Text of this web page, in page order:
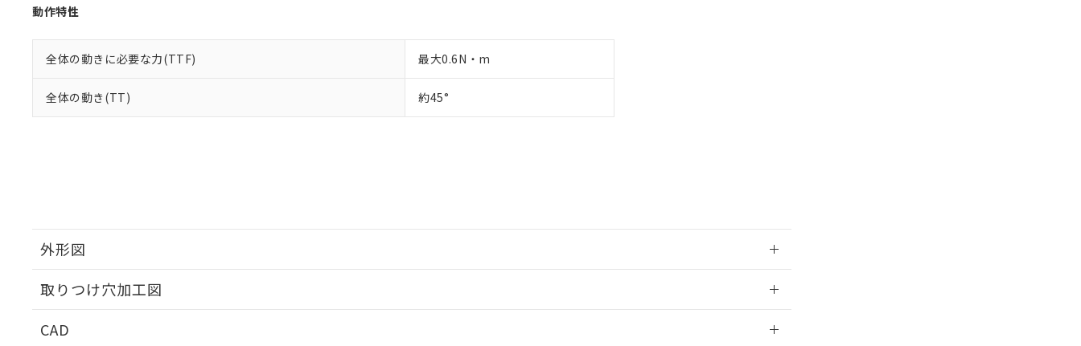
動作特性
全体の動きに必要な力(TTF) 最大0.6N・m
全体の動き(TT) 約45°
外形図
取りつけ穴加工図
CAD